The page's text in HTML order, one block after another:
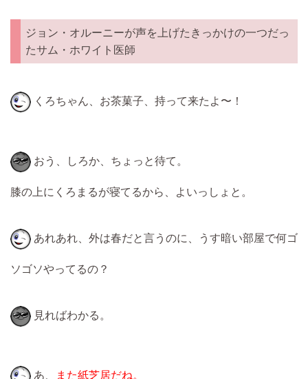
ジョン・オルーニーが声を上げたきっかけの一つだっ
たサム・ホワイト医師
くろちゃん、お茶菓子、持って来たよ〜！
おう、しろか、ちょっと待て。
膝の上にくろまるが寝てるから、よいっしょと。
あれあれ、外は春だと言うのに、うす暗い部屋で何ゴ
ソゴソやってるの？
見ればわかる。
あ、 また紙芝居だね。